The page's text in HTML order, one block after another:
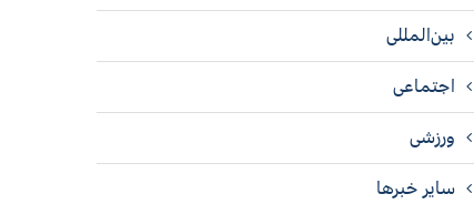
بین‌المللی
اجتماعی
ورزشی
سایر خبرها